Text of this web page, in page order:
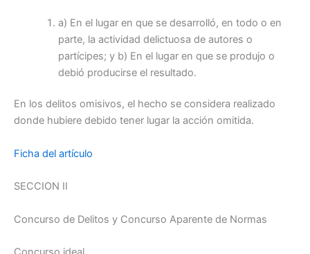
a) En el lugar en que se desarrolló, en todo o en
parte, la actividad delictuosa de autores o
partícipes; y b) En el lugar en que se produjo o
debió producirse el resultado.
En los delitos omisivos, el hecho se considera realizado
donde hubiere debido tener lugar la acción omitida.
Ficha del artículo
SECCION II
Concurso de Delitos y Concurso Aparente de Normas